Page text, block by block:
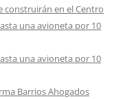
construirán en el Centro
una avioneta por 10
una avioneta por 10
Barrios Ahogados